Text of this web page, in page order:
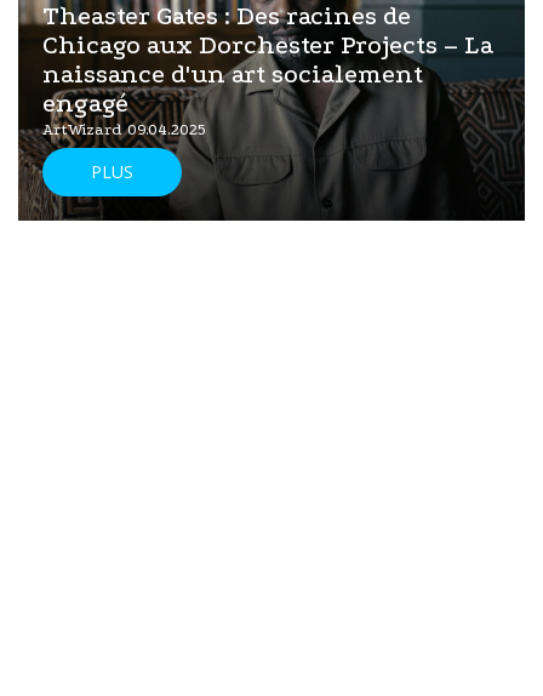
Theaster Gates : Des racines de
Chicago aux Dorchester Projects – La
naissance d'un art socialement
engagé
ArtWizard 09.04.2025
PLUS